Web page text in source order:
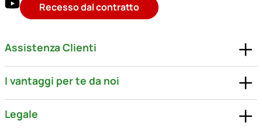
Recesso dal contratto
Assistenza Clienti
I vantaggi per te da noi
Legale